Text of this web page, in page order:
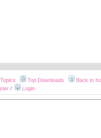
Top Downloads
Back to
/ Login